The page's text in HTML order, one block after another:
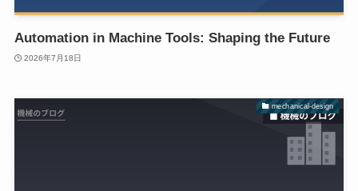
Automation in Machine Tools: Shaping the Future
2026年7月18日
mechanical-design